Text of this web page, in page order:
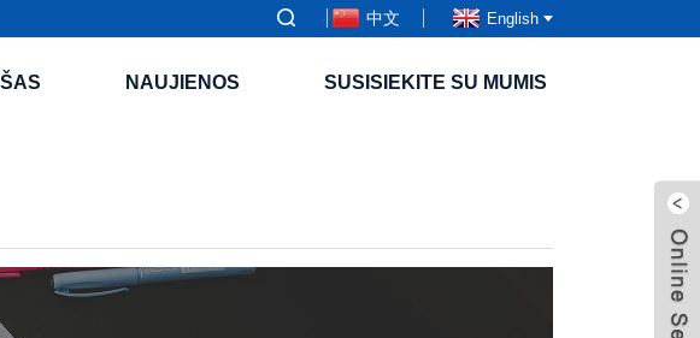
中文 English
NAUJIENOS SUSISIEKITE SU MUMIS